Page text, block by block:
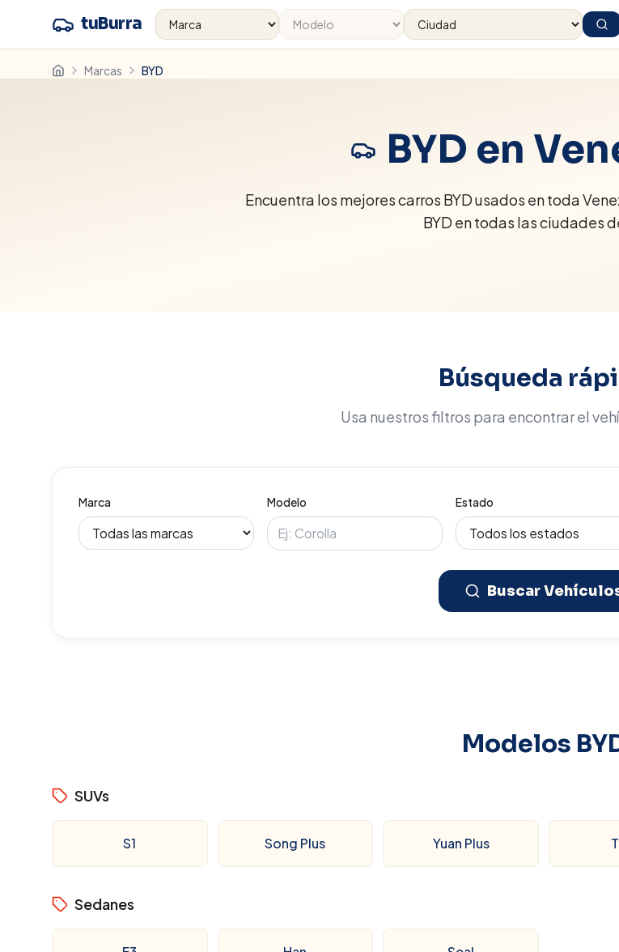
tuBurra
Marcas BYD
BYD en
Encuentra los mejores carros BYD usados en toda
BYD en todas las ciudades
Búsqueda
Usa nuestros filtros para encontrar el
Marca Modelo Estado
Buscar
Modelos
SUVs
S1 Song Plus Yuan Plus
Sedanes